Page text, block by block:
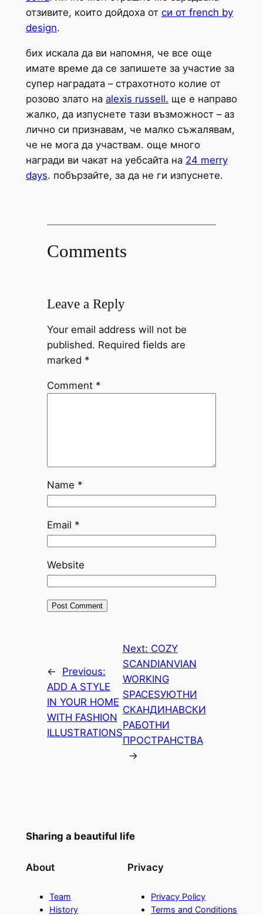
отзивите, които дойдоха от си от french by
design.
бих искала да ви напомня, че все още
имате време да се запишете за участие за
супер наградата – страхотното колие от
розово злато на alexis russell. ще е направо
жалко, да изпуснете тази възможност – аз
лично си признавам, че малко съжалявам,
че не мога да участвам. още много
награди ви чакат на уебсайта на 24 merry
days. побързайте, за да не ги изпуснете.
Comments
Leave a Reply
Your email address will not be
published. Required fields are
marked *
Comment *
Name *
Email *
Website
←
Previous:
ADD A STYLE
IN YOUR HOME
WITH FASHION
ILLUSTRATIONS
Next: COZY
SCANDIANVIAN
WORKING
SPACESУЮТНИ
СКАНДИНАВСКИ
РАБОТНИ
ПРОСТРАНСТВА
→
Sharing a beautiful life
About
Team
History
Privacy
Privacy Policy
Terms and Conditions